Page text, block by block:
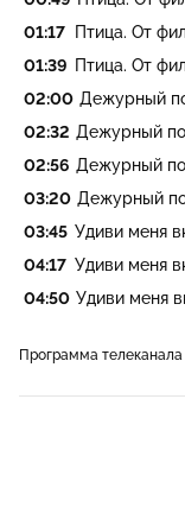
01:17 Птица. От
01:39 Птица. От
02:00 Дежурный
02:32 Дежурный
02:56 Дежурный
03:20 Дежурный
03:45 Удиви меня
04:17 Удиви меня
04:50 Удиви меня
Программа